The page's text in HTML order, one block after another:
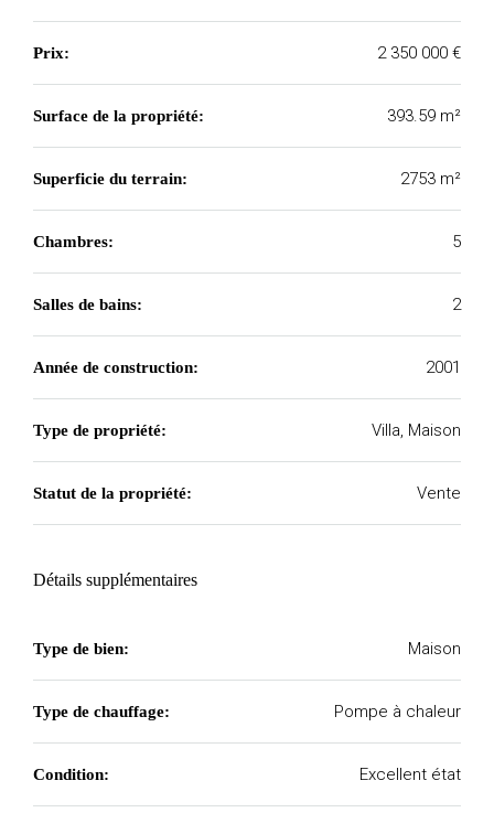
Prix: 2 350 000 €
Surface de la propriété: 393.59 m²
Superficie du terrain: 2753 m²
Chambres: 5
Salles de bains: 2
Année de construction: 2001
Type de propriété: Villa, Maison
Statut de la propriété: Vente
Détails supplémentaires
Type de bien: Maison
Type de chauffage: Pompe à chaleur
Condition: Excellent état